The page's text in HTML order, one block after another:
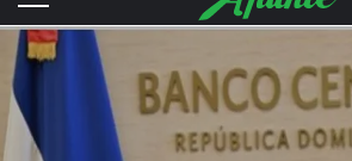
Apunte Digital